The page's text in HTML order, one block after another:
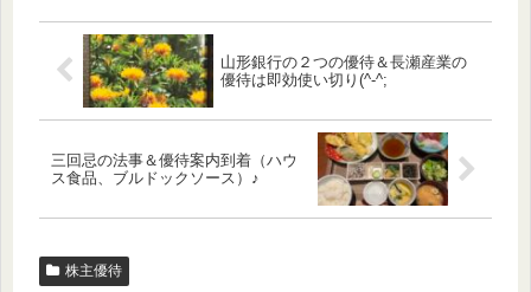
山形銀行の２つの優待＆長瀬産業の
優待は即効使い切り(^-^;
三回忌の法事＆優待案内到着（ハウ
ス食品、ブルドックソース）♪
株主優待